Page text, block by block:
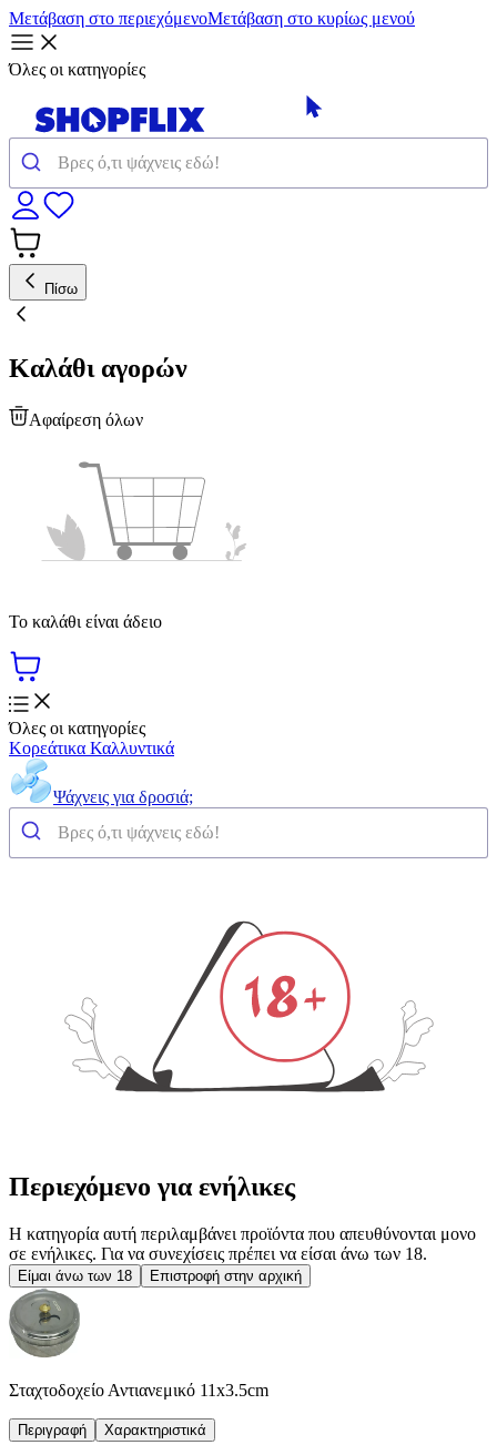
Μετάβαση στο περιεχόμενοΜετάβαση στο κυρίως μενού
Όλες οι κατηγορίες
Πίσω
Καλάθι αγορών
Αφαίρεση όλων
Το καλάθι είναι άδειο
Όλες οι κατηγορίες
Κορεάτικα Καλλυντικά
Ψάχνεις για δροσιά;
Περιεχόμενο για ενήλικες
Η κατηγορία αυτή περιλαμβάνει προϊόντα που απευθύνονται μονο
σε ενήλικες. Για να συνεχίσεις πρέπει να είσαι άνω των 18.
Είμαι άνω των 18 Επιστροφή στην αρχική
Σταχτοδοχείο Αντιανεμικό 11x3.5cm
Περιγραφή Χαρακτηριστικά